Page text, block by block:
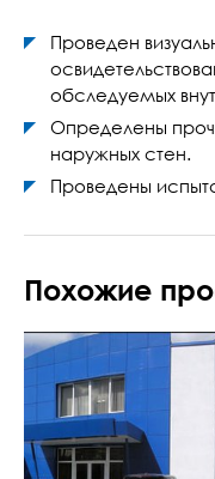
Проведен
обследуемых
Определены
наружных стен.
Проведены
Похожие